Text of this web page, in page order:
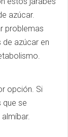
azúcar.
problemas
azúcar en
opción. Si
que se